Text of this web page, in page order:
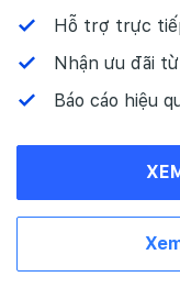
Hỗ trợ trực
Nhận ưu đãi
Báo cáo hiệu